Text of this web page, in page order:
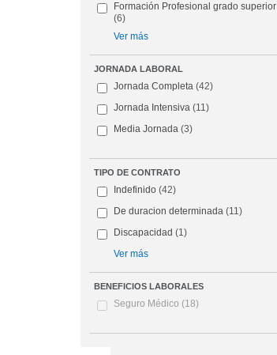
Formación Profesional grado superior
(6)
Ver más
JORNADA LABORAL
Jornada Completa (42)
Jornada Intensiva (11)
Media Jornada (3)
TIPO DE CONTRATO
Indefinido (42)
De duracion determinada (11)
Discapacidad (1)
Ver más
BENEFICIOS LABORALES
Seguro Médico (18)